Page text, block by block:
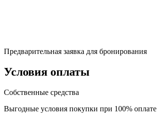
Предварительная заявка для бронирования
Условия оплаты
Собственные средства
Выгодные условия покупки при 100% оплате